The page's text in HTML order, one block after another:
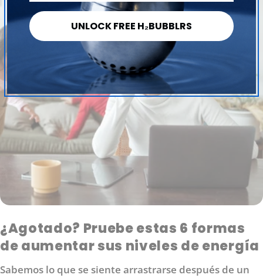
¿Agotado? Pruebe estas 6 formas
de aumentar sus niveles de energía
Sabemos lo que se siente arrastrarse después de un
UNLOCK FREE H₂BUBBLRS